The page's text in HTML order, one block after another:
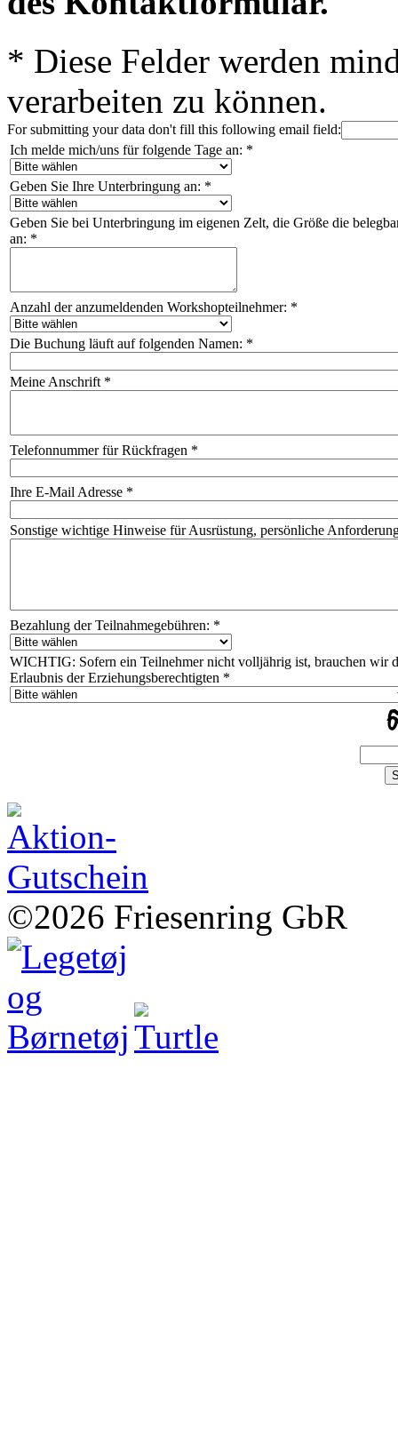
* Diese Felder werden
verarbeiten zu können.
For submitting your data don't fill this following email field:
Ich melde mich/uns für folgende Tage an: *
Geben Sie Ihre Unterbringung an: *
Geben Sie bei Unterbringung im eigenen Zelt, die Größe die
an: *
Anzahl der anzumeldenden Workshopteilnehmer: *
Die Buchung läuft auf folgenden Namen: *
Meine Anschrift *
Telefonnummer für Rückfragen *
Ihre E-Mail Adresse *
Sonstige wichtige Hinweise für Ausrüstung, persönliche
Bezahlung der Teilnahmegebühren: *
WICHTIG: Sofern ein Teilnehmer nicht volljährig ist, brauchen wir
Erlaubnis der Erziehungsberechtigten *
©2026 Friesenring GbR